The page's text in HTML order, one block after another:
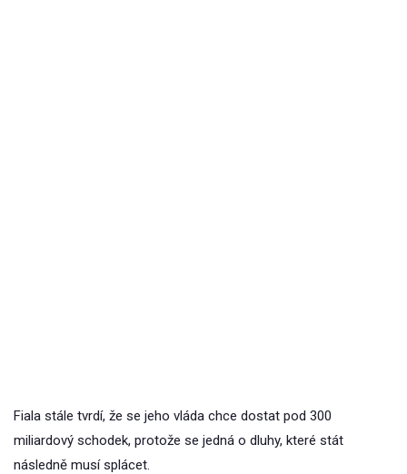
Fiala stále tvrdí, že se jeho vláda chce dostat pod 300
miliardový schodek, protože se jedná o dluhy, které stát
následně musí splácet.